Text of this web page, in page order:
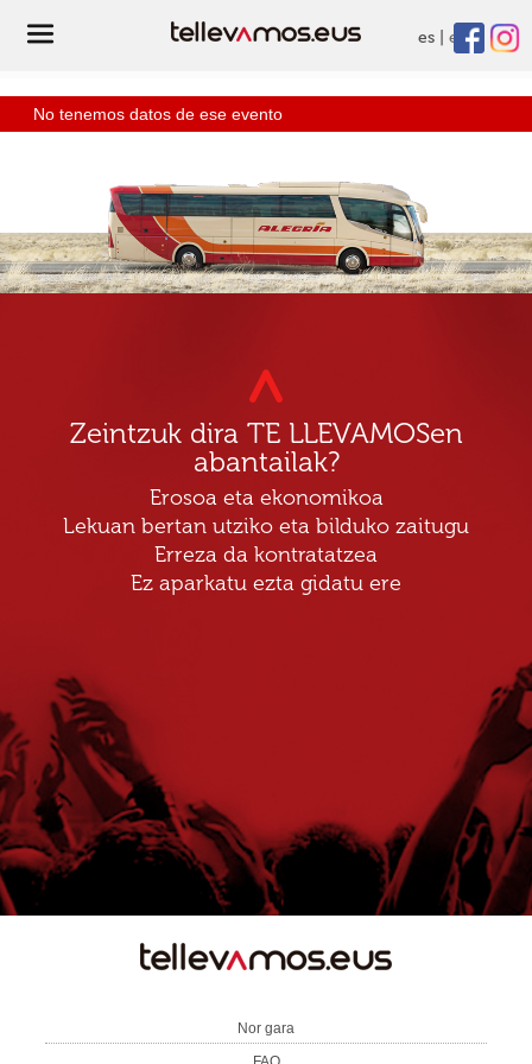
es eu
No tenemos datos de ese evento
Zeintzuk dira TE LLEVAMOSen
abantailak?
Erosoa eta ekonomikoa
Lekuan bertan utziko eta bilduko zaitugu
Erreza da kontratatzea
Ez aparkatu ezta gidatu ere
Nor gara